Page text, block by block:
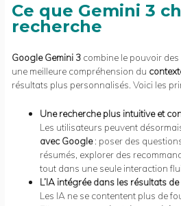
Ce que Gemini 3
recherche
Google Gemini 3 combine le pouvoir des
une meilleure compréhension du
résultats plus personnalisés. Voici les
Une recherche plus intuitive et
Les utilisateurs peuvent
avec Google: poser des
résumés, explorer des
tout dans une seule interaction
L’IA intégrée dans les résultats
Les IA ne se contentent plus de